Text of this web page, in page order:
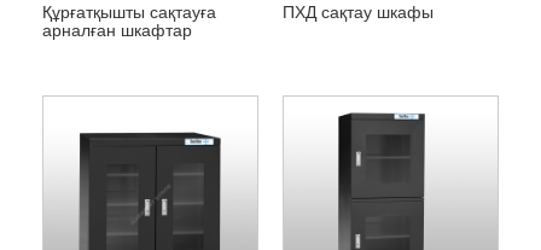
Құрғатқышты сақтауға
арналған шкафтар
ПХД сақтау шкафы